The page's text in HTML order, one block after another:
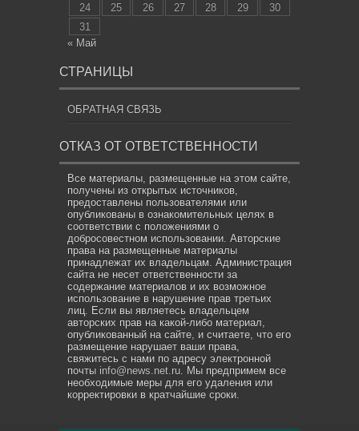
24
25 26 27 28 29
30
31
« Май
СТРАНИЦЫ
ОБРАТНАЯ СВЯЗЬ
ОТКАЗ ОТ ОТВЕТСТВЕННОСТИ
Все материалы, размещенные на этом сайте,
получены из открытых источников,
предоставлены пользователями или
опубликованы в ознакомительных целях в
соответствии с положениями о
добросовестном использовании. Авторские
права на размещенные материалы
принадлежат их владельцам. Администрация
сайта не несет ответственности за
содержание материалов и их возможное
использование в нарушение прав третьих
лиц. Если вы являетесь владельцем
авторских прав на какой-либо материал,
опубликованный на сайте, и считаете, что его
размещение нарушает ваши права,
свяжитесь с нами по адресу электронной
почты info@news.net.ru . Мы предпримем все
необходимые меры для его удаления или
корректировки в кратчайшие сроки.